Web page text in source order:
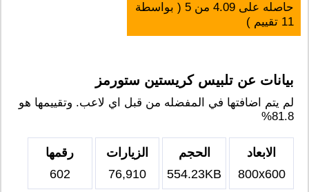
حاصله على4.09 من5 ( بواسطة
11 تقييم )
بيانات عن تلبيس كريستين ستورمز
لم يتم اضافتها في المفضله من قبل اي لاعب. وتقييمها هو
81.8%
الابعاد
800x600
الحجم
554.23KB
الزيارات
76,910
رقمها
602